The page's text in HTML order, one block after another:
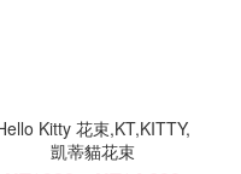
Kitty 花束,KT,KITTY,
凱蒂貓花束